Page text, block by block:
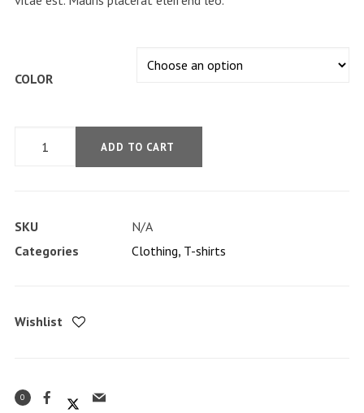
COLOR
Product
ADD TO CART
SKU
N/A
Categories
Clothing, T-shirts
Wishlist
0